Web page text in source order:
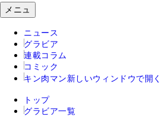
メニュ
ニュース
グラビア
連載コラム
コミック
キン肉マン 新しいウィンドウで開く
トップ
グラビア一覧